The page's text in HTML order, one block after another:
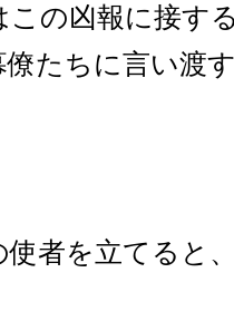
の凶報に接す
たちに言い渡
者を立てると